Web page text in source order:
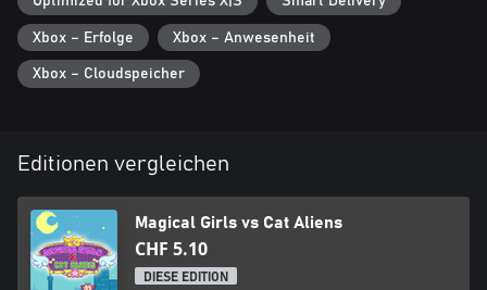
Xbox – Erfolge Xbox – Anwesenheit
Xbox – Cloudspeicher
Editionen vergleichen
Magical Girls vs Cat Aliens
CHF 5.10
DIESE EDITION